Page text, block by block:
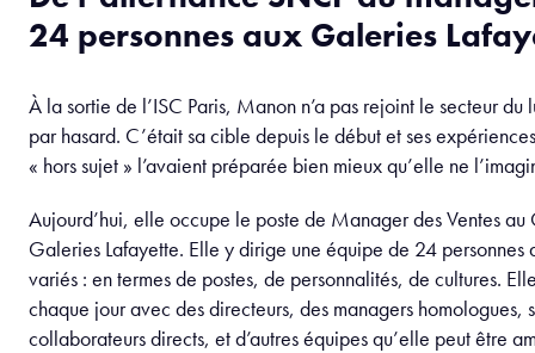
24 personnes aux Galeries
À la sortie de l’ISC Paris, Manon n’a pas rejoint le secteur
par hasard. C’était sa cible depuis le début et ses
« hors sujet » l’avaient préparée bien mieux qu’elle ne
Aujourd’hui, elle occupe le poste de Manager des Ventes au
Galeries Lafayette. Elle y dirige une équipe de 24 personnes
variés : en termes de postes, de personnalités, de cultures.
chaque jour avec des directeurs, des managers homologues,
collaborateurs directs, et d’autres équipes qu’elle peut être